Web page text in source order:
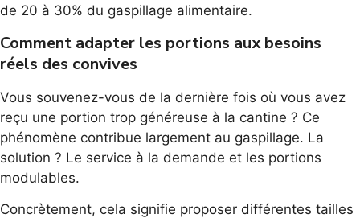
de 20 à 30% du gaspillage alimentaire.
Comment adapter les portions aux besoins
réels des convives
Vous souvenez-vous de la dernière fois où vous avez
reçu une portion trop généreuse à la cantine ? Ce
phénomène contribue largement au gaspillage. La
solution ? Le service à la demande et les portions
modulables.
Concrètement, cela signifie proposer différentes tailles